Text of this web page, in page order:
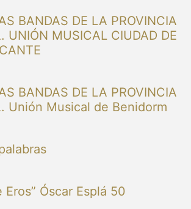
BANDAS DE LA PROVINCIA
UNIÓN MUSICAL CIUDAD DE
BANDAS DE LA PROVINCIA
Unión Musical de Benidorm
Eros” Óscar Esplá 50